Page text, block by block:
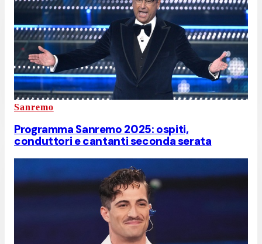
Sanremo
Programma Sanremo 2025: ospiti,
conduttori e cantanti seconda serata